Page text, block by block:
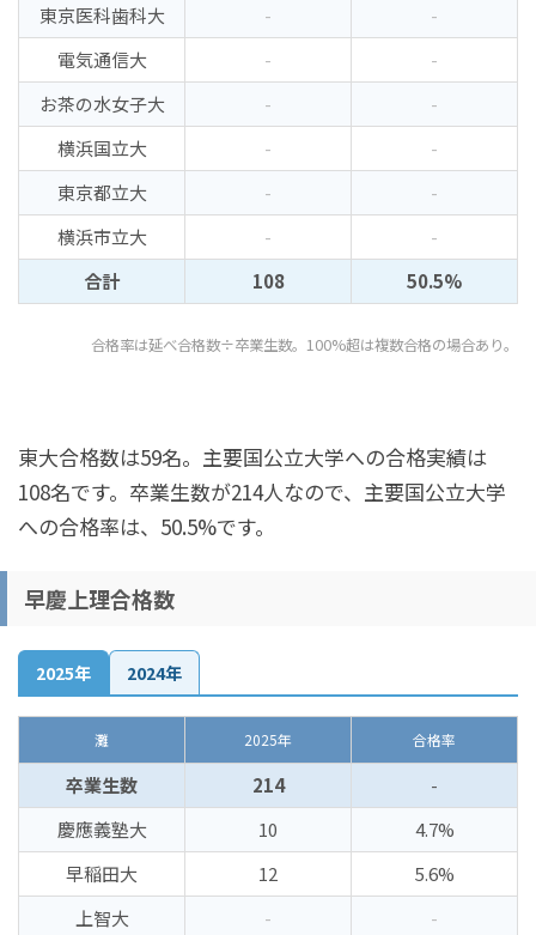
東京医科歯科大
-
-
電気通信大
-
-
お茶の水女子大
-
-
横浜国立大
-
-
東京都立大
-
-
横浜市立大
-
-
合計
108 50.5%
合格率は延べ合格数÷卒業生数。100%超は複数合格の場合あり。
東大合格数は59名。主要国公立大学への合格実績は
108名です。卒業生数が214人なので、主要国公立大学
への合格率は、50.5%です。
早慶上理合格数
2025年 2024年
灘 2025年 合格率
卒業生数 214
-
慶應義塾大
10
4.7%
早稲田大
12
5.6%
上智大
-
-